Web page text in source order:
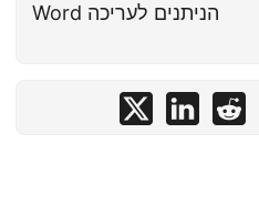
Word הניתנים לעריכה